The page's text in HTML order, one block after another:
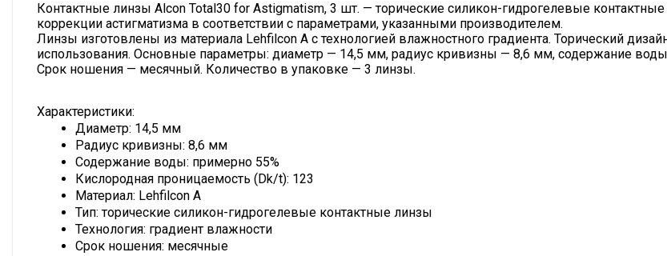
Контактные линзы Alcon Total30 for Astigmatism, 3 шт. — торические силикон-гидрогелевые
коррекции астигматизма в соответствии с параметрами, указанными производителем.
Линзы изготовлены из материала Lehfilcon A с технологией влажностного градиента. Торический
использования. Основные параметры: диаметр — 14,5 мм, радиус кривизны — 8,6 мм, содержание
Срок ношения — месячный. Количество в упаковке — 3 линзы.
Характеристики:
Диаметр: 14,5 мм
Радиус кривизны: 8,6 мм
Содержание воды: примерно 55%
Кислородная проницаемость (Dk/t): 123
Материал: Lehfilcon A
Тип: торические силикон-гидрогелевые контактные линзы
Технология: градиент влажности
Срок ношения: месячные